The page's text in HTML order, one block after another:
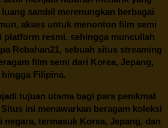
sambil merenungkan berbagai
akses untuk menonton film semi
platform resmi, sehingga muncullah
Rebahan21, sebuah situs streaming
film semi dari Korea, Jepang,
hingga Filipina.
tujuan utama bagi para penikmat
ini menawarkan beragam koleksi
termasuk Korea, Jepang, dan